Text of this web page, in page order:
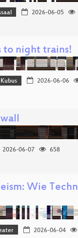
2026-06-05
to night trains!
2026-06-06
2026-06-07
658
Wie
2026-06-04